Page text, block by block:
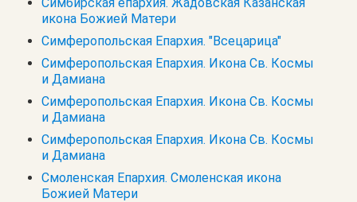
икона Божией Матери
Симферопольская Епархия. "Всецарица"
Симферопольская Епархия. Икона Св. Космы
и Дамиана
Симферопольская Епархия. Икона Св. Космы
и Дамиана
Симферопольская Епархия. Икона Св. Космы
и Дамиана
Смоленская Епархия. Смоленская икона
Божией Матери